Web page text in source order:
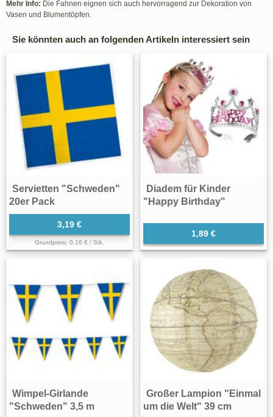
Mehr Info: Die Fahnen eignen sich auch hervorragend zur Dekoration von
Vasen und Blumentöpfen.
Sie könnten auch an folgenden Artikeln interessiert sein
Servietten "Schweden"
20er Pack
3,19 €
Grundpreis: 0,16 € / Stk.
Diadem für Kinder
"Happy Birthday"
1,89 €
Wimpel-Girlande
"Schweden" 3,5 m
Großer Lampion "Einmal
um die Welt" 39 cm